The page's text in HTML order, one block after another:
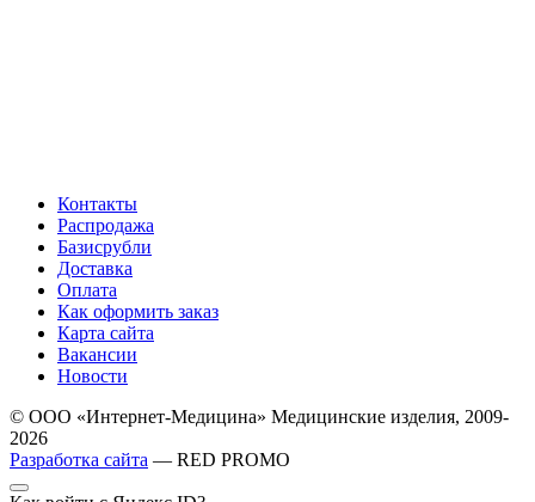
Контакты
Распродажа
Базисрубли
Доставка
Оплата
Как оформить заказ
Карта сайта
Вакансии
Новости
© ООО «Интернет-Медицина» Медицинские изделия, 2009-
2026
Разработка сайта — RED PROMO